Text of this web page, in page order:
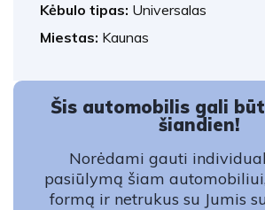
Kėbulo tipas: Universalas
Miestas: Kaunas
Šis automobilis gali
šiandien!
Norėdami gauti
pasiūlymą šiam
formą ir netrukus su Jumis